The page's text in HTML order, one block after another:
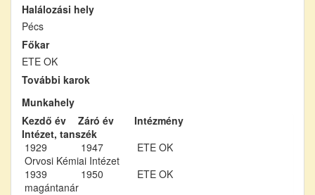
Halálozási hely
Pécs
Főkar
ETE OK
További karok
Munkahely
Kezdő év
Záró év
Intézmény
Intézet, tanszék
1929
1947
ETE OK
Orvosi Kémiai Intézet
1939
1950
ETE OK
magántanár